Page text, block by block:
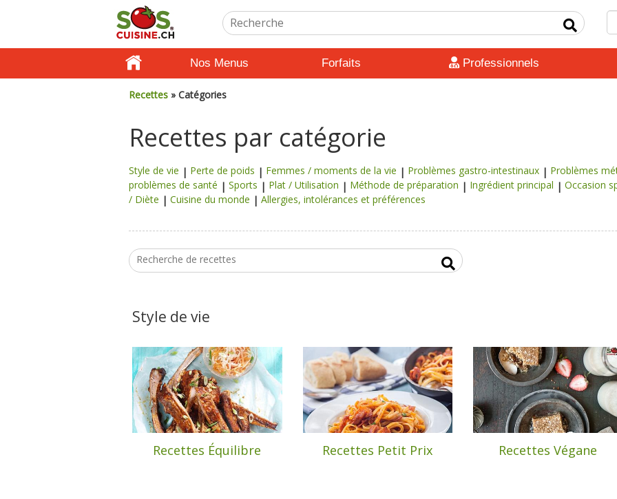
Nos Menus Forfaits Professionnels
Recettes » Catégories
Recettes par catégorie
Style de vie Perte de poids Femmes / moments de la vie Problèmes gastro-intestinaux
Problèmes
problèmes de santé
Sports Plat / Utilisation Méthode de préparation Ingrédient principal
Occasion
/ Diète
Cuisine du monde Allergies, intolérances et préférences
Style de vie
Recettes Équilibre Recettes Petit Prix Recettes Végane